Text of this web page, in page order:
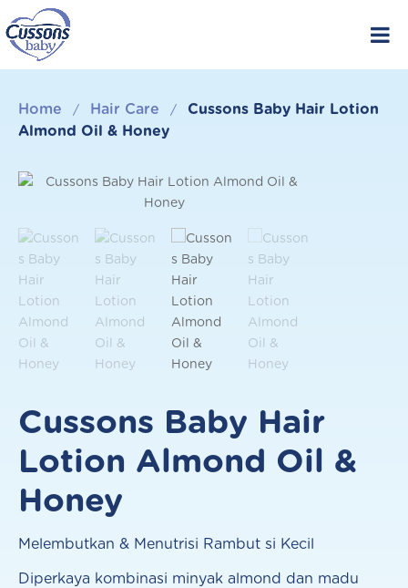
to
content
Home / Hair Care /
Cussons Baby Hair Lotion
Almond Oil & Honey
Cussons Baby Hair
Lotion Almond Oil &
Honey
Melembutkan & Menutrisi Rambut si Kecil
Diperkaya kombinasi minyak almond dan madu